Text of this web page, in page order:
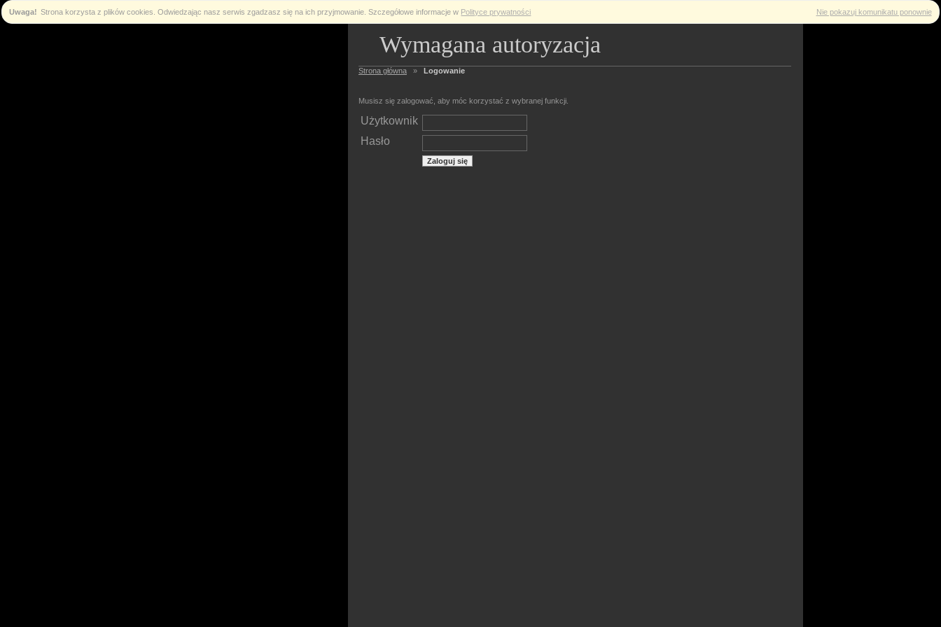
Uwaga! Strona korzysta z plików cookies. Odwiedzając nasz serwis zgadzasz się na ich przyjmowanie. Szczegółowe informacje w Polityce prywatności Nie pokazuj komunikatu ponownie
Wymagana autoryzacja
Strona główna » Logowanie
Musisz się zalogować, aby móc korzystać z wybranej funkcji.
Użytkownik
Hasło